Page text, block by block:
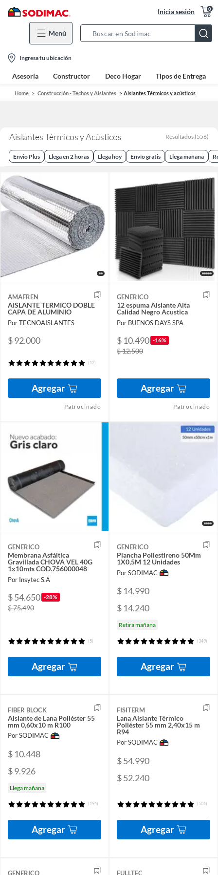
Inicia sesión 0
Menú
Bar
location-
icon
Ingresa tu ubicación
Asesoría Constructor Deco Hogar Tipos de Entrega
Home Construcción - Techos y Aislantes Aislantes Térmicos y acústicos
Aislantes Térmicos y Acústicos Resultados (556)
Envio Plus Llega en 2 horas Llega hoy Envío gratis Llega mañana
AMAFREN
AISLANTE TERMICO DOBLE
CAPA DE ALUMINIO
Por TECNOAISLANTES
$ 92.000
(12)
Agregar
Patrocinado
GENERICO
12 espuma Aislante Alta
Calidad Negro Acustica
Por BUENOS DAYS SPA
$ 10.490 -16%
$ 12.500
Agregar
Patrocinado
GENERICO
Membrana Asfáltica
Gravillada CHOVA VEL 40G
1x10mts COD.756000048
Por Insytec S.A
$ 54.650 -28%
$ 75.490
(5)
Agregar
GENERICO
Plancha Poliestireno 50Mm
1X0,5M 12 Unidades
Por SODIMAC
$ 14.990
$ 14.240
Retira mañana
(349)
Agregar
FIBER BLOCK
Aislante de Lana Poliéster 55
mm 0,60x10 m R100
Por SODIMAC
$ 10.448
$ 9.926
Llega mañana
(194)
Agregar
FISITERM
Lana Aislante Térmico
Poliéster 55 mm 2,40x15 m
R94
Por SODIMAC
$ 54.990
$ 52.240
(501)
Agregar
GENERICO FULLTEC